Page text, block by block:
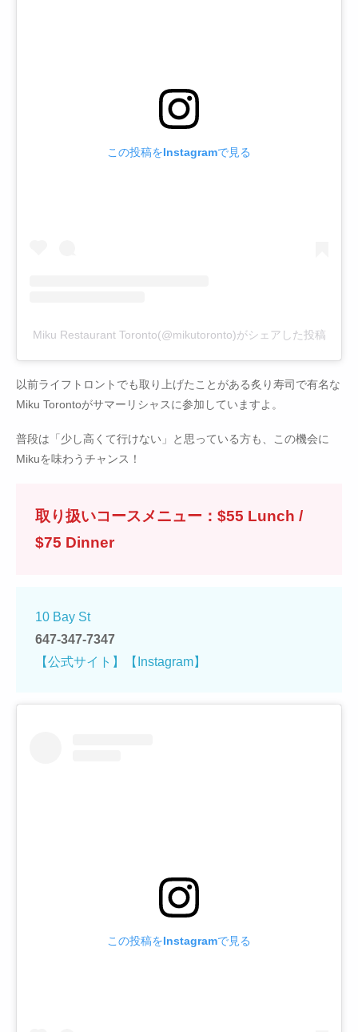
この投稿をInstagramで見る
Miku Restaurant Toronto(@mikutoronto)がシェアした投稿
以前ライフトロントでも取り上げたことがある炙り寿司で有名な
Miku Torontoがサマーリシャスに参加していますよ。
普段は「少し高くて行けない」と思っている方も、この機会に
Mikuを味わうチャンス！
取り扱いコースメニュー：$55 Lunch /
$75 Dinner
10 Bay St
647-347-7347
【公式サイト】
【Instagram】
この投稿をInstagramで見る